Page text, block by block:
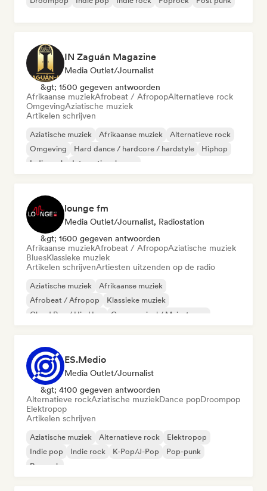
IN Zaguán Magazine
Media Outlet/Journalist
&gt; 1500 gegeven antwoorden
Afrikaanse muziekAfrobeat / AfropopAlternatieve rock
OmgevingAziatische muziek
Artikelen schrijven
Aziatische muziek Afrikaanse muziek
Alternatieve rock
Omgeving
Hard dance / hardcore / hardstyle
Hiphop
Indie rock
Internationale pop
lounge fm
Media Outlet/Journalist, Radiostation
&gt; 1600 gegeven antwoorden
Afrikaanse muziekAfrobeat / AfropopAziatische muziek
BluesKlassieke muziek
Artikelen schrijvenArtiesten uitzenden op de radio
Aziatische muziek
Afrikaanse muziek
Afrobeat / Afropop
Klassieke muziek
Cloud Rap / Hip Hop
Commercieel / Mainstream
ES.Medio
Media Outlet/Journalist
&gt; 4100 gegeven antwoorden
Alternatieve rockAziatische muziekDance popDroompop
Elektropop
Artikelen schrijven
Aziatische muziek Alternatieve rock
Elektropop
Indie pop
Indie rock K-Pop/J-Pop
Pop-punk
Poprock